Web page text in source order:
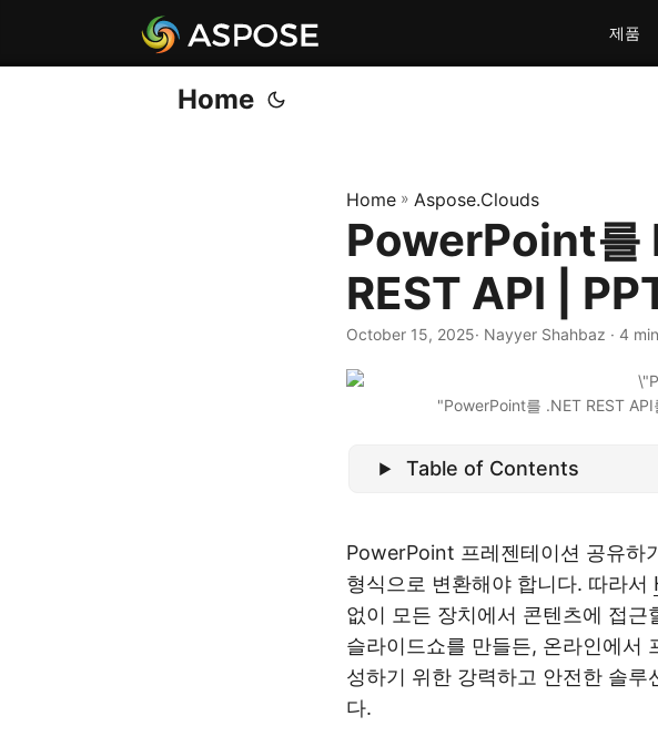
제품
Home
Home » Aspose.Clouds
PowerPoint를
REST API |
October 15, 2025· Nayyer Shahbaz · 4 min
"PowerPoint를 .NET REST
Table of Contents
PowerPoint 프레젠테이션 공유하
형식으로 변환해야 합니다. 따라서
없이 모든 장치에서 콘텐츠에 접
슬라이드쇼를 만들든, 온라인에서
성하기 위한 강력하고 안전한 솔
다.